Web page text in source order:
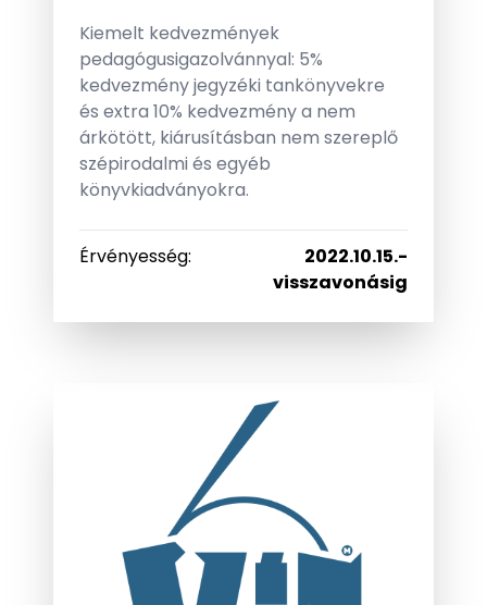
Kiemelt kedvezmények
pedagógusigazolvánnyal: 5%
kedvezmény jegyzéki tankönyvekre
és extra 10% kedvezmény a nem
árkötött, kiárusításban nem szereplő
szépirodalmi és egyéb
könyvkiadványokra.
Érvényesség: 2022.10.15.-
visszavonásig